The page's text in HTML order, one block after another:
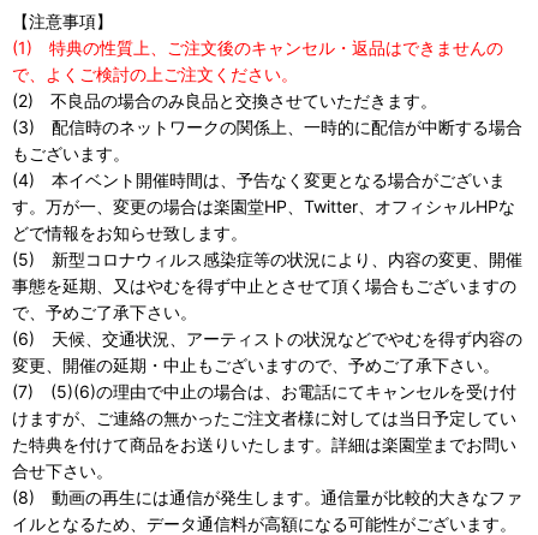
【注意事項】
(1) 特典の性質上、ご注文後のキャンセル・返品はできませんの
で、よくご検討の上ご注文ください。
(2) 不良品の場合のみ良品と交換させていただきます。
(3) 配信時のネットワークの関係上、一時的に配信が中断する場合
もございます。
(4) 本イベント開催時間は、予告なく変更となる場合がございま
す。万が一、変更の場合は楽園堂HP、Twitter、オフィシャルHPな
どで情報をお知らせ致します。
(5) 新型コロナウィルス感染症等の状況により、内容の変更、開催
事態を延期、又はやむを得ず中止とさせて頂く場合もございますの
で、予めご了承下さい。
(6) 天候、交通状況、アーティストの状況などでやむを得ず内容の
変更、開催の延期・中止もございますので、予めご了承下さい。
(7) (5)(6)の理由で中止の場合は、お電話にてキャンセルを受け付
けますが、ご連絡の無かったご注文者様に対しては当日予定してい
た特典を付けて商品をお送りいたします。詳細は楽園堂までお問い
合せ下さい。
(8) 動画の再生には通信が発生します。通信量が比較的大きなファ
イルとなるため、データ通信料が高額になる可能性がございます。